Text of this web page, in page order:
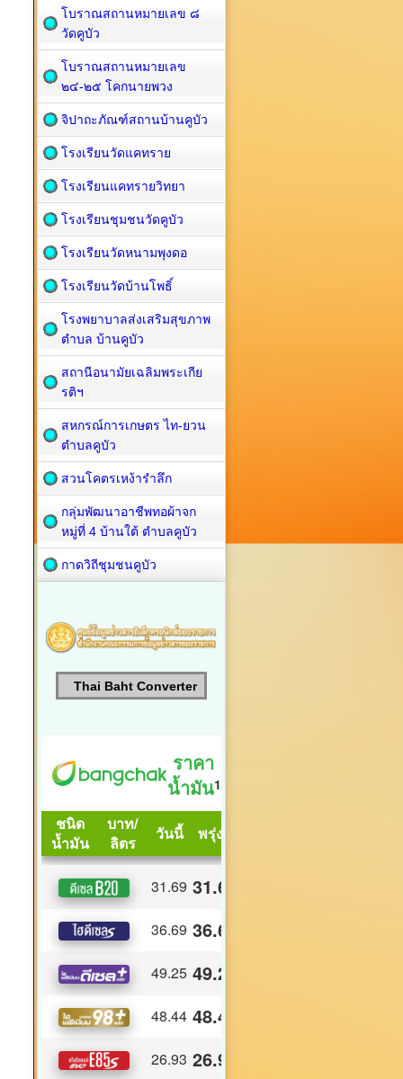
โบราณสถานหมายเลข ๘
วัดคูบัว
โบราณสถานหมายเลข
๒๔-๒๕ โคกนายพวง
จิปาถะภัณฑ์สถานบ้านคูบัว
โรงเรียนวัดแคทราย
โรงเรียนแคทรายวิทยา
โรงเรียนชุมชนวัดคูบัว
โรงเรียนวัดหนามพุงดอ
โรงเรียนวัดบ้านโพธิ์
โรงพยาบาลส่งเสริมสุขภาพ
ตำบล บ้านคูบัว
สถานีอนามัยเฉลิมพระเกีย
รติฯ
สหกรณ์การเกษตร ไท-ยวน
ตำบลคูบัว
สวนโคตรเหง้ารำลึก
กลุ่มพัฒนาอาชีพทอผ้าจก
หมู่ที่ 4 บ้านใต้ ตำบลคูบัว
กาดวิถีชุมชนคูบัว
Thai Baht Converter